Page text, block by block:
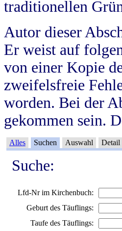
traditionellen
Autor dieser
Er weist auf
von einer Kopie
zweifelsfreie
worden. Bei der
gekommen sein.
Alles Suchen Auswahl Detail
Suche:
Lfd-Nr im Kirchenbuch:
Geburt des Täuflings:
Taufe des Täuflings: